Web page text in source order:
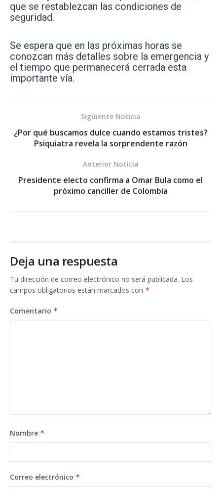
que se restablezcan las condiciones de
seguridad.
Se espera que en las próximas horas se
conozcan más detalles sobre la emergencia y
el tiempo que permanecerá cerrada esta
importante vía.
Siguiente Noticia
¿Por qué buscamos dulce cuando estamos tristes?
Psiquiatra revela la sorprendente razón
Anterior Noticia
Presidente electo confirma a Omar Bula como el
próximo canciller de Colombia
Deja una respuesta
Tu dirección de correo electrónico no será publicada. Los
campos obligatorios están marcados con *
Comentario *
Nombre *
Correo electrónico *